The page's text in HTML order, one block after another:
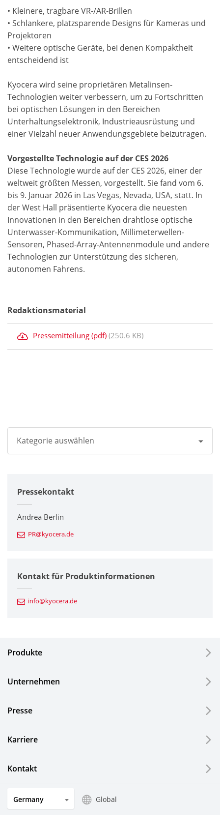
• Kleinere, tragbare VR-/AR-Brillen
• Schlankere, platzsparende Designs für Kameras und
Projektoren
• Weitere optische Geräte, bei denen Kompaktheit
entscheidend ist
Kyocera wird seine proprietären Metalinsen-
Technologien weiter verbessern, um zu Fortschritten
bei optischen Lösungen in den Bereichen
Unterhaltungselektronik, Industrieausrüstung und
einer Vielzahl neuer Anwendungsgebiete beizutragen.
Vorgestellte Technologie auf der CES 2026
Diese Technologie wurde auf der CES 2026, einer der
weltweit größten Messen, vorgestellt. Sie fand vom 6.
bis 9. Januar 2026 in Las Vegas, Nevada, USA, statt. In
der West Hall präsentierte Kyocera die neuesten
Innovationen in den Bereichen drahtlose optische
Unterwasser-Kommunikation, Millimeterwellen-
Sensoren, Phased-Array-Antennenmodule und andere
Technologien zur Unterstützung des sicheren,
autonomen Fahrens.
Redaktionsmaterial
Pressemitteilung (pdf) (250.6 KB)
Kategorie auswählen
Unternehmen
Drucker / Multifunktionsgeräte
Feinkeramik-Komponenten
Automotive Komponenten
Elektronische Komponenten & Geräte
Optische Komponenten
Photovoltaiksysteme
Küchenprodukte
Pressekontakt
Andrea Berlin
PR@kyocera.de
Kontakt für Produktinformationen
info@kyocera.de
Produkte
Unternehmen
Presse
Karriere
Kontakt
Germany Global